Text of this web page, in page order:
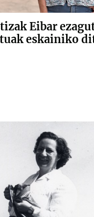
Eibar
eskainiko